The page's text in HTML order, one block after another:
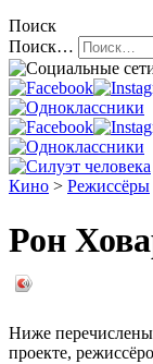
Поиск
Поиск…
Кино > Режиссёры
Рон
Ниже
проекте,